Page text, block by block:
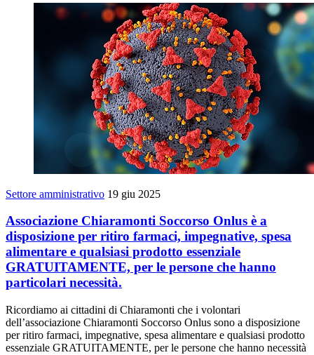
Settore amministrativo 19 giu 2025
Associazione Chiaramonti Soccorso Onlus è a
disposizione per ritiro farmaci, impegnative, spesa
alimentare e qualsiasi prodotto essenziale
GRATUITAMENTE, per le persone che hanno
particolari necessità.
Ricordiamo ai cittadini di Chiaramonti che i volontari
dell’associazione Chiaramonti Soccorso Onlus sono a disposizione
per ritiro farmaci, impegnative, spesa alimentare e qualsiasi prodotto
essenziale GRATUITAMENTE, per le persone che hanno necessità